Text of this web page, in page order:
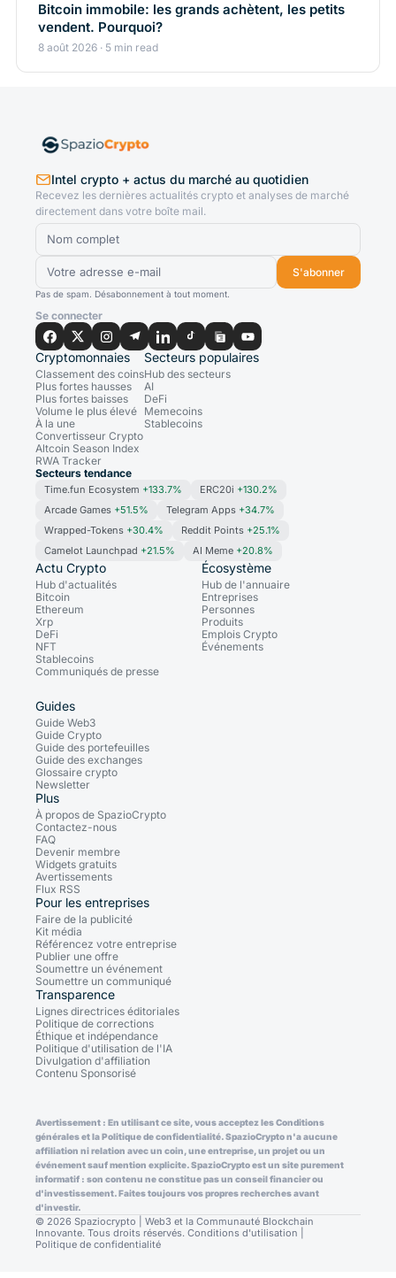
Bitcoin immobile: les grands achètent, les petits
vendent. Pourquoi?
8 août 2026 · 5 min read
Intel crypto + actus du marché au quotidien
Recevez les dernières actualités crypto et analyses de marché
directement dans votre boîte mail.
S'abonner
Pas de spam. Désabonnement à tout moment.
Se connecter
Cryptomonnaies
Classement des coins
Plus fortes hausses
Plus fortes baisses
Volume le plus élevé
À la une
Convertisseur Crypto
Altcoin Season Index
RWA Tracker
Secteurs populaires
Hub des secteurs
AI
DeFi
Memecoins
Stablecoins
Secteurs tendance
Time.fun Ecosystem +133.7% ERC20i +130.2%
Arcade Games +51.5% Telegram Apps +34.7%
Wrapped-Tokens +30.4% Reddit Points +25.1%
Camelot Launchpad +21.5% AI Meme +20.8%
Actu Crypto
Hub d'actualités
Bitcoin
Ethereum
Xrp
DeFi
NFT
Stablecoins
Communiqués de presse
Écosystème
Hub de l'annuaire
Entreprises
Personnes
Produits
Emplois Crypto
Événements
Guides
Guide Web3
Guide Crypto
Guide des portefeuilles
Guide des exchanges
Glossaire crypto
Newsletter
Plus
À propos de SpazioCrypto
Contactez-nous
FAQ
Devenir membre
Widgets gratuits
Avertissements
Flux RSS
Pour les entreprises
Faire de la publicité
Kit média
Référencez votre entreprise
Publier une offre
Soumettre un événement
Soumettre un communiqué
Transparence
Lignes directrices éditoriales
Politique de corrections
Éthique et indépendance
Politique d'utilisation de l'IA
Divulgation d'affiliation
Contenu Sponsorisé
Avertissement : En utilisant ce site, vous acceptez les Conditions
générales et la Politique de confidentialité. SpazioCrypto n'a aucune
affiliation ni relation avec un coin, une entreprise, un projet ou un
événement sauf mention explicite. SpazioCrypto est un site purement
informatif : son contenu ne constitue pas un conseil financier ou
d'investissement. Faites toujours vos propres recherches avant
d'investir.
© 2026 Spaziocrypto | Web3 et la Communauté Blockchain
Innovante. Tous droits réservés. Conditions d'utilisation
Politique de confidentialité